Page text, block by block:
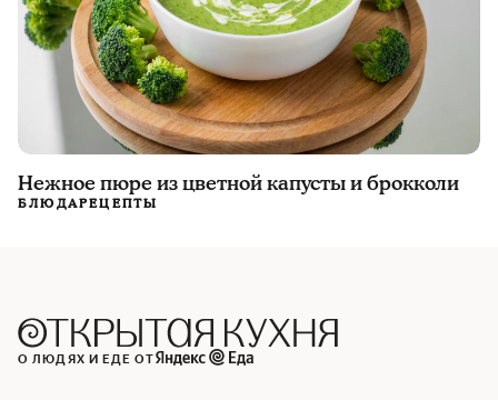
Нежное пюре из цветной капусты и брокколи
БЛЮДАРЕЦЕПТЫ
О ЛЮДЯХ И ЕДЕ ОТ